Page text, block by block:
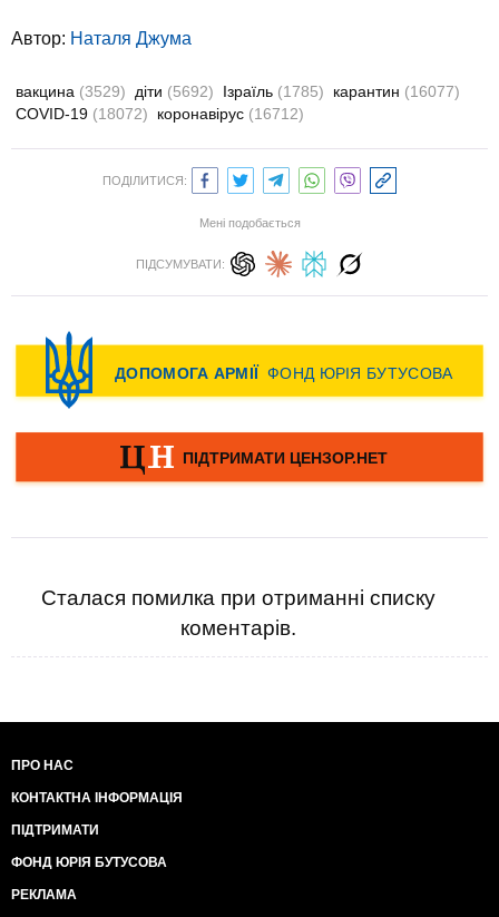
Автор: Наталя Джума
вакцина (3529) діти (5692) Ізраїль (1785) карантин (16077)
COVID-19 (18072) коронавірус (16712)
ПОДІЛИТИСЯ:
Мені подобається
ПІДСУМУВАТИ:
Сталася помилка при отриманні списку
коментарів.
ПРО НАС
КОНТАКТНА ІНФОРМАЦІЯ
ПІДТРИМАТИ
ФОНД ЮРІЯ БУТУСОВА
РЕКЛАМА